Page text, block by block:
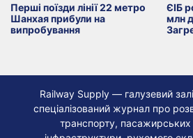
Перші поїзди лінії 22 метро
Шанхая прибули на
випробування
ЄІБ
млн
Railway Supply — галузевий
спеціалізований журнал про
транспорту, пасажирських